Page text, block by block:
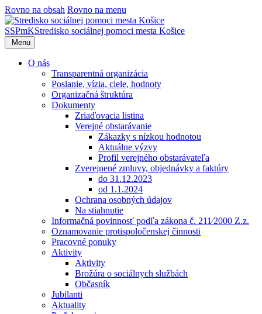
Rovno na obsah Rovno na menu
SSPmKStredisko sociálnej pomoci mesta Košice
Menu
O nás
Transparentná organizácia
Poslanie, vízia, ciele, hodnoty
Organizačná štruktúra
Dokumenty
Zriaďovacia listina
Verejné obstarávanie
Zákazky s nízkou hodnotou
Aktuálne výzvy
Profil verejného obstarávateľa
Zverejnené zmluvy, objednávky a faktúry
do 31.12.2023
od 1.1.2024
Ochrana osobných údajov
Na stiahnutie
Informačná povinnosť podľa zákona č. 211⁄2000 Z.z.
Oznamovanie protispoločenskej činnosti
Pracovné ponuky
Aktivity
Aktivity
Brožúra o sociálnych službách
Občasník
Jubilanti
Aktuality